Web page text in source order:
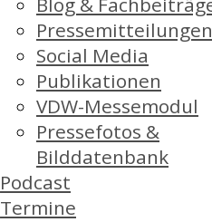
Pressemitteilungen
Social Media
Publikationen
VDW-Messemodul
Pressefotos &
Bilddatenbank
Podcast
Termine